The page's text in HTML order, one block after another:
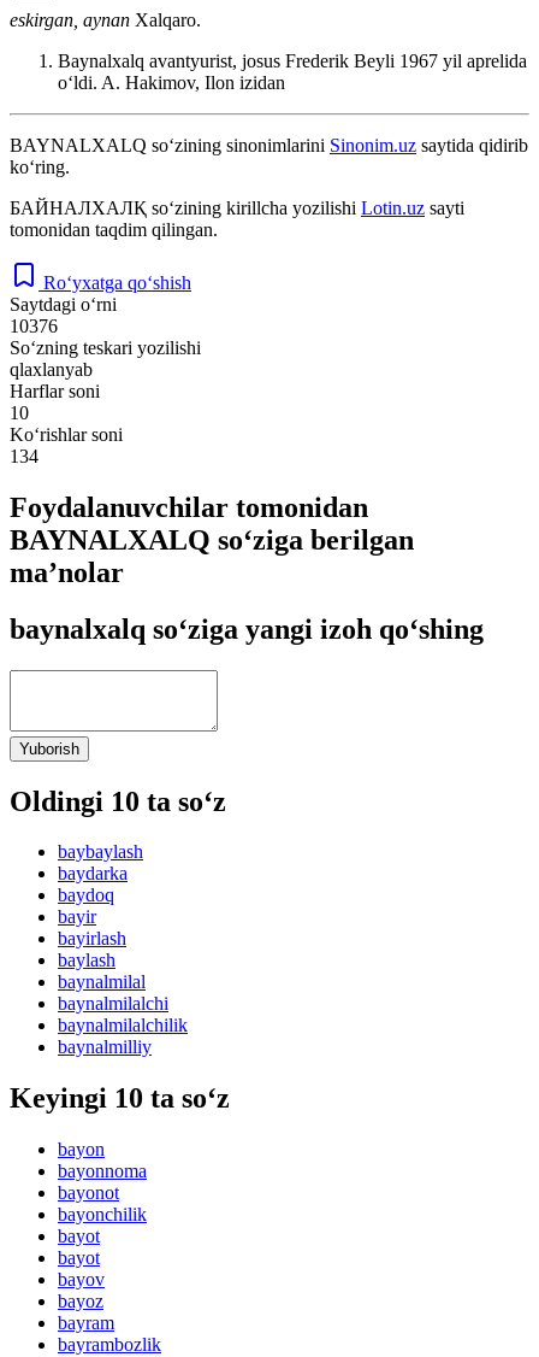
eskirgan, aynan Xalqaro.
Baynalxalq avantyurist, josus Frederik Beyli 1967 yil aprelida
oʻldi. A. Hakimov, Ilon izidan
BAYNALXALQ so‘zining sinonimlarini Sinonim.uz saytida qidirib
ko‘ring.
БАЙНАЛХАЛҚ so‘zining kirillcha yozilishi Lotin.uz sayti
tomonidan taqdim qilingan.
Ro‘yxatga qo‘shish
Saytdagi o‘rni
10376
So‘zning teskari yozilishi
qlaxlanyab
Harflar soni
10
Ko‘rishlar soni
134
Foydalanuvchilar tomonidan
BAYNALXALQ so‘ziga berilgan
ma’nolar
baynalxalq so‘ziga yangi izoh qo‘shing
Yuborish
Oldingi 10 ta so‘z
baybaylash
baydarka
baydoq
bayir
bayirlash
baylash
baynalmilal
baynalmilalchi
baynalmilalchilik
baynalmilliy
Keyingi 10 ta so‘z
bayon
bayonnoma
bayonot
bayonchilik
bayot
bayot
bayov
bayoz
bayram
bayrambozlik